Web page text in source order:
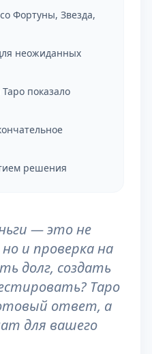
Фортуны, Звезда,
неожиданных
показало
решения
— это не
и проверка на
долг, создать
Таро
ответ, а
для вашего